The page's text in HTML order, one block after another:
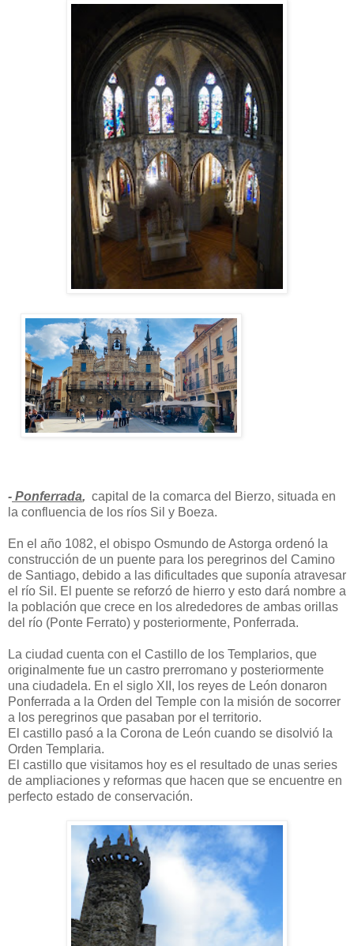
- Ponferrada, capital de la comarca del Bierzo, situada en
la confluencia de los ríos Sil y Boeza.
En el año 1082, el obispo Osmundo de Astorga ordenó la
construcción de un puente para los peregrinos del Camino
de Santiago, debido a las dificultades que suponía atravesar
el río Sil. El puente se reforzó de hierro y esto dará nombre a
la población que crece en los alrededores de ambas orillas
del río (Ponte Ferrato) y posteriormente, Ponferrada.
La ciudad cuenta con el Castillo de los Templarios, que
originalmente fue un castro prerromano y posteriormente
una ciudadela. En el siglo XII, los reyes de León donaron
Ponferrada a la Orden del Temple con la misión de socorrer
a los peregrinos que pasaban por el territorio.
El castillo pasó a la Corona de León cuando se disolvió la
Orden Templaria.
El castillo que visitamos hoy es el resultado de unas series
de ampliaciones y reformas que hacen que se encuentre en
perfecto estado de conservación.